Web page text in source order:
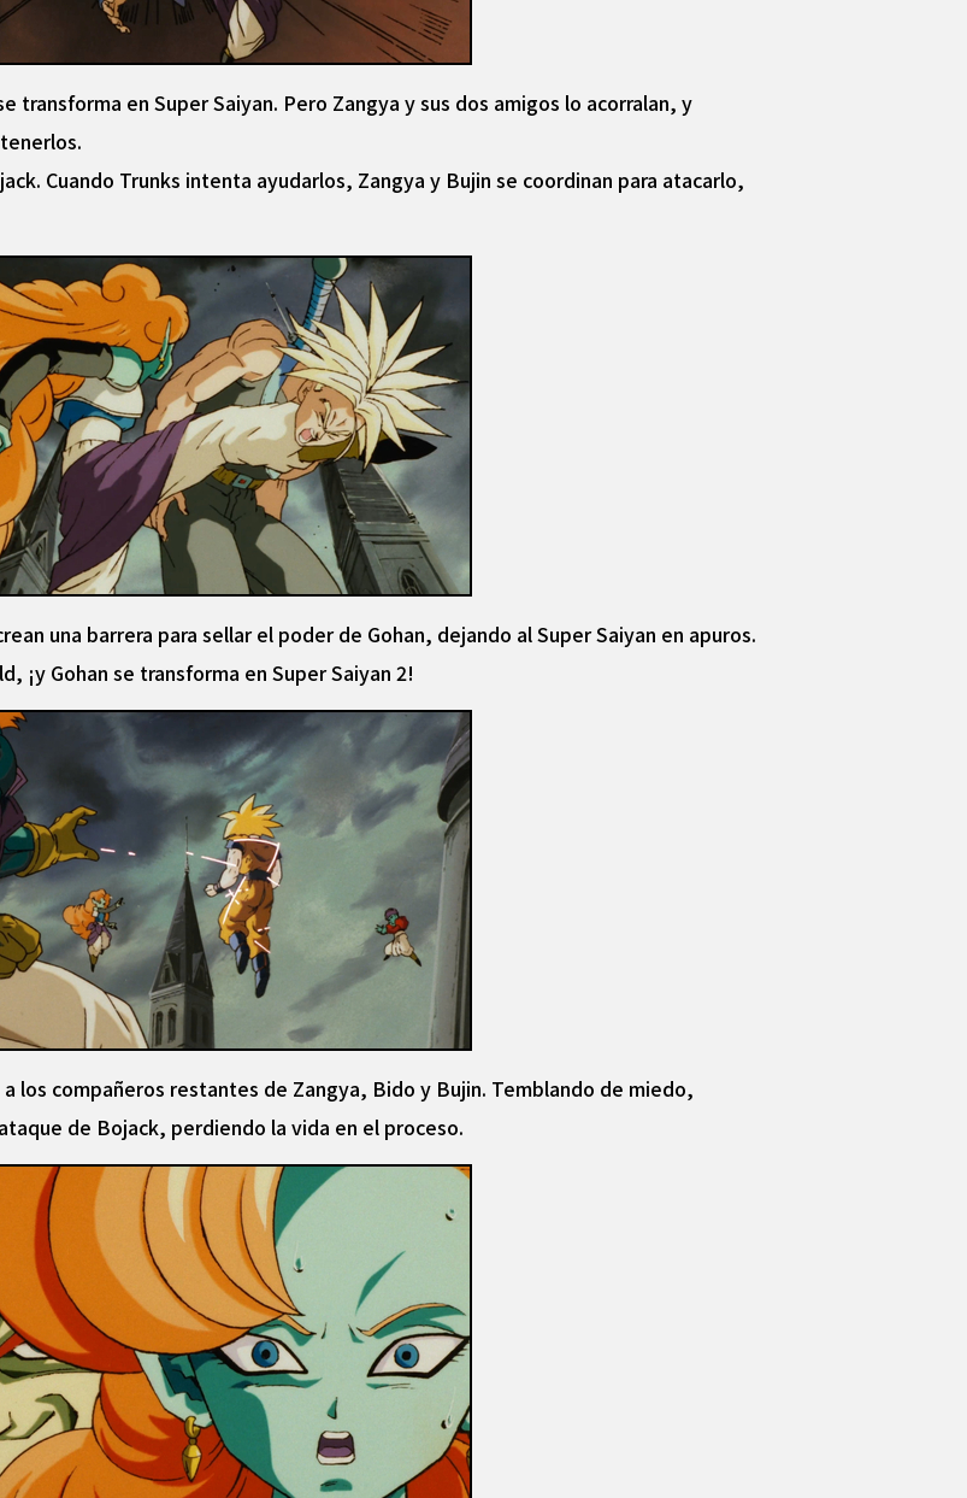
transforma en Super Saiyan. Pero Zangya y sus dos amigos lo acorralan, y
Cuando Trunks intenta ayudarlos, Zangya y Bujin se coordinan para atacarlo,
una barrera para sellar el poder de Gohan, dejando al Super Saiyan en apuros.
¡y Gohan se transforma en Super Saiyan 2!
los compañeros restantes de Zangya, Bido y Bujin. Temblando de miedo,
de Bojack, perdiendo la vida en el proceso.